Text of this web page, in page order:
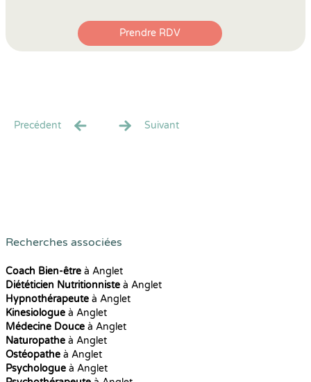
Prendre RDV
Precédent Suivant
Recherches associées
Coach Bien-être à Anglet
Diététicien Nutritionniste à Anglet
Hypnothérapeute à Anglet
Kinesiologue à Anglet
Médecine Douce à Anglet
Naturopathe à Anglet
Ostéopathe à Anglet
Psychologue à Anglet